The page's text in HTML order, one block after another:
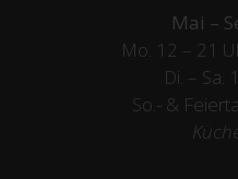
Mai –
Mo. 12 – 21
Di. – Sa.
So.- &